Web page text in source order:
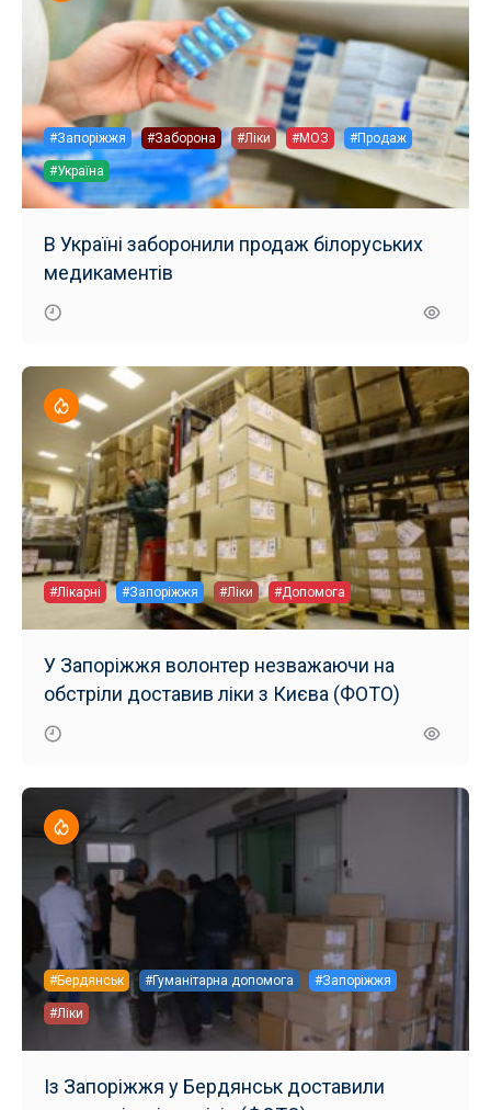
#Запоріжжя #Заборона #Ліки #МОЗ #Продаж
#Україна
В Україні заборонили продаж білоруських
медикаментів
#Лікарні #Запоріжжя #Ліки #Допомога
У Запоріжжя волонтер незважаючи на
обстріли доставив ліки з Києва (ФОТО)
#Бердянськ #Гуманітарна допомога #Запоріжжя
#Ліки
Із Запоріжжя у Бердянськ доставили